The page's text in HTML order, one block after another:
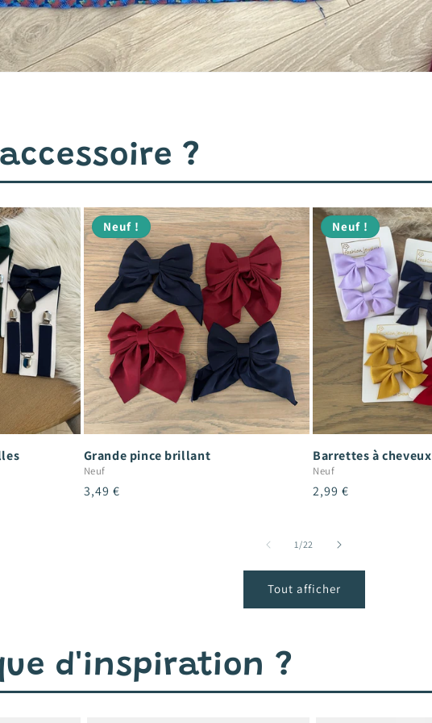
?
Neuf !
Grande pince brillant
Neuf
Prix
3,49 €
Neuf !
Barrettes à cheveux
Neuf
Prix
2,99 €
1 /de
22
Tout afficher
d'inspiration ?